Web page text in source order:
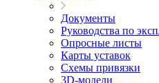
Документы
Руководства по
Опросные листы
Карты уставок
Схемы привязки
3D-модели